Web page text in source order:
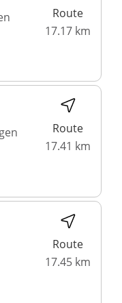
Route
17.17 km
Route
17.41 km
Route
17.45 km